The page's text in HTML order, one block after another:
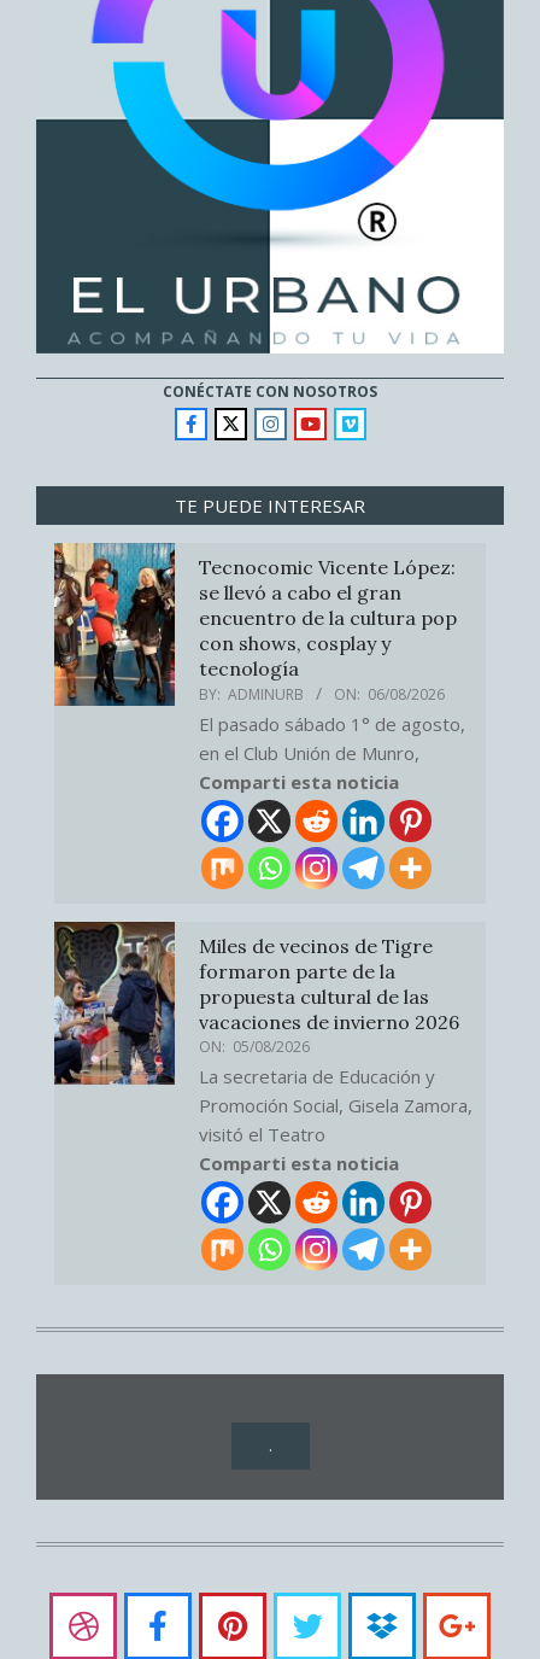
CONÉCTATE CON NOSOTROS
TE PUEDE INTERESAR
Tecnocomic Vicente López:
se llevó a cabo el gran
encuentro de la cultura pop
con shows, cosplay y
tecnología
BY: ADMINURB ON: 06/08/2026
El pasado sábado 1° de agosto,
en el Club Unión de Munro,
Comparti esta noticia
Miles de vecinos de Tigre
formaron parte de la
propuesta cultural de las
vacaciones de invierno 2026
ON: 05/08/2026
La secretaria de Educación y
Promoción Social, Gisela Zamora,
visitó el Teatro
Comparti esta noticia
.